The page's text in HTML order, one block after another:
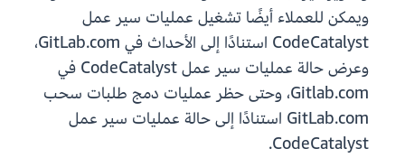
ويمكن للعملاء أيضًا تشغيل عمليات سير عمل
CodeCatalyst استنادًا إلى الأحداث في GitLab.com،
وعرض حالة عمليات سير عمل CodeCatalyst في
Gitlab.com، وحتى حظر عمليات دمج طلبات سحب
GitLab.com استنادًا إلى حالة عمليات سير عمل
CodeCatalyst.